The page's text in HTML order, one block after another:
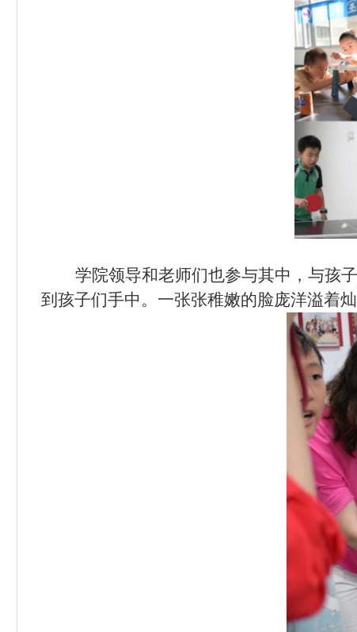
学院领导和老师们也参与其中，与孩
到孩子们手中。一张张稚嫩的脸庞洋溢着